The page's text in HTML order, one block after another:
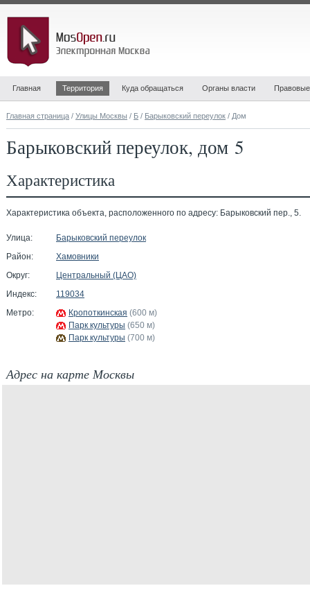
Главная Территория Куда обращаться Органы власти
Главная страница / Улицы Москвы / Б / Барыковский переулок / Дом
Барыковский переулок, дом 5
Характеристика
Характеристика объекта, расположенного по адресу: Барыковский пер., 5.
Улица:
Барыковский переулок
Район:
Хамовники
Округ:
Центральный (ЦАО)
Индекс:
119034
Метро:
Кропоткинская (600 м)
Парк культуры (650 м)
Парк культуры (700 м)
Адрес на карте Москвы